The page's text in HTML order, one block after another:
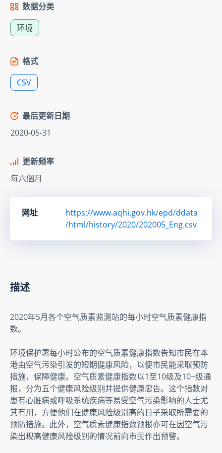
数据分类
环境
格式
CSV
最后更新日期
2020-05-31
更新频率
每六個月
网址
https://www.aqhi.gov.hk/epd/ddata
/html/history/2020/202005_Eng.csv
描述
2020年5月各个空气质素监测站的每小时空气质素健康指
数。
环境保护署每小时公布的空气质素健康指数告知市民在本
港由空气污染引发的短期健康风险，以便市民能采取预防
措施，保障健康。空气质素健康指数以1至10级及10+级通
报，分为五个健康风险级别并提供健康忠告。这个指数对
患有心脏病或呼吸系统疾病等易受空气污染影响的人士尤
其有用，方便他们在健康风险级别高的日子采取所需要的
预防措施。此外，空气质素健康指数预报亦可在因空气污
染出现高健康风险级别的情况前向市民作出预警。